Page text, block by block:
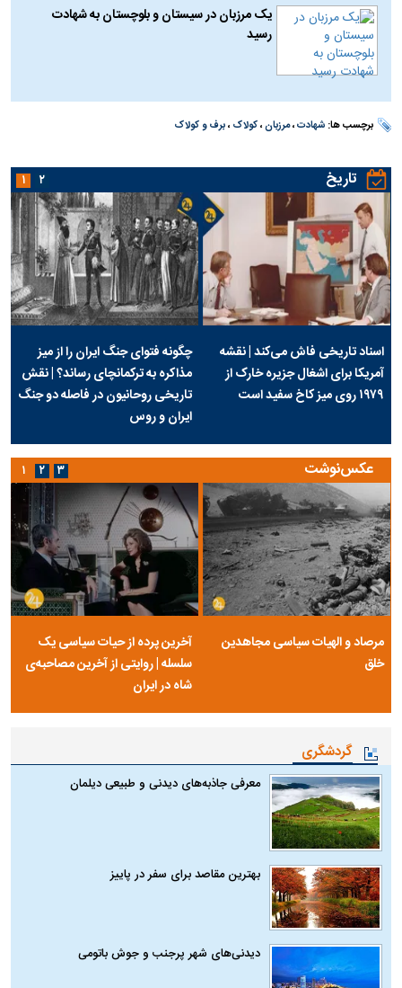
یک مرزبان در سیستان و بلوچستان به شهادت
رسید
برچسب ها:شهادت،مرزبان،کولاک ،برف و کولاک
تاریخ
اسناد تاریخی فاش می‌کند | نقشه
آمریکا برای اشغال جزیره خارک از
۱۹۷۹ روی میز کاخ سفید است
چگونه فتوای جنگ ایران را از میز
مذاکره به ترکمانچای رساند؟ | نقش
تاریخی روحانیون در فاصله دو جنگ
ایران و روس
۱ ۲
عکس‌نوشت
مرصاد و الهیات سیاسی مجاهدین
خلق
آخرین پرده از حیات سیاسی یک
سلسله | روایتی از آخرین مصاحبه‌ی
شاه در ایران
۱ ۲ ۳
گردشگری
معرفی جاذبه‌های دیدنی و طبیعی دیلمان
بهترین مقاصد برای سفر در پاییز
دیدنی‌های شهر پرجنب و جوش باتومی